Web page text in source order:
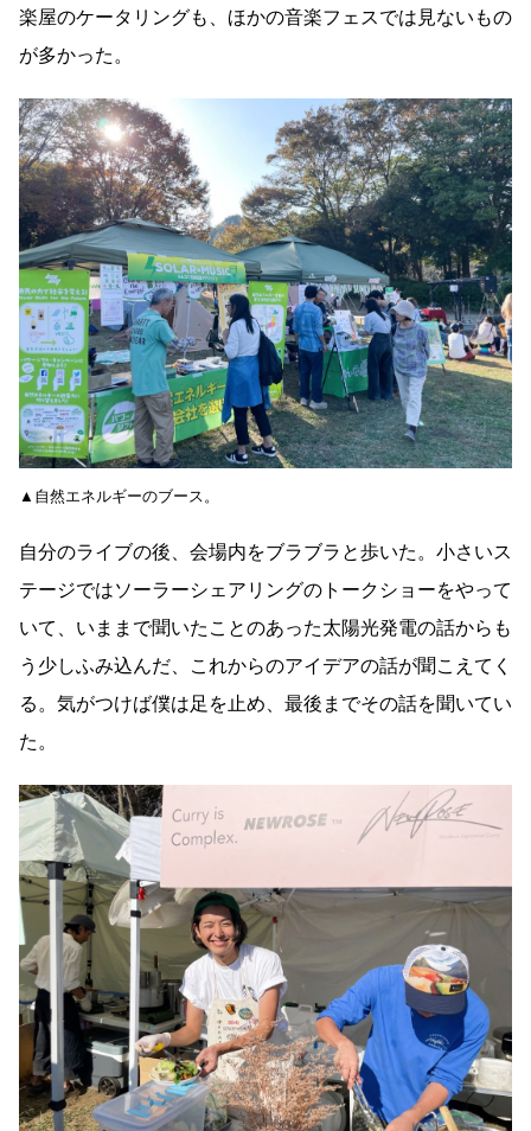
楽屋のケータリングも、ほかの音楽フェスでは見ないもの
が多かった。
▲自然エネルギーのブース。
自分のライブの後、会場内をブラブラと歩いた。小さいス
テージではソーラーシェアリングのトークショーをやって
いて、いままで聞いたことのあった太陽光発電の話からも
う少しふみ込んだ、これからのアイデアの話が聞こえてく
る。気がつけば僕は足を止め、最後までその話を聞いてい
た。